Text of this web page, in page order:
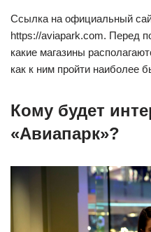
Ссылка на официальный
https://aviapark.com. Перед
какие магазины
как к ним пройти наиболее
Кому будет
«Авиапарк»?